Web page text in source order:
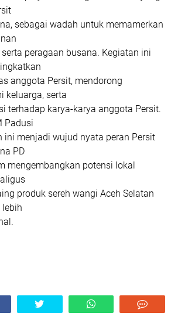
sebagai wadah untuk memamerkan
peragaan busana. Kegiatan ini
anggota Persit, mendorong
keluarga, serta
terhadap karya-karya anggota Persit.
Padusi
ini menjadi wujud nyata peran Persit
PD
mengembangkan potensi lokal
produk sereh wangi Aceh Selatan